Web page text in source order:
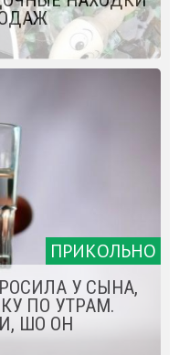
ПРИКОЛЬНО
У СЫНА,
ПО УТРАМ.
ШО ОН